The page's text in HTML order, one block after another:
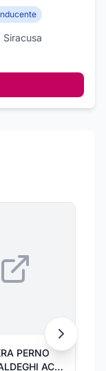
PERNO
ACC